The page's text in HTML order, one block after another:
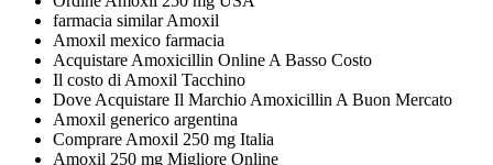
farmacia similar Amoxil
Amoxil mexico farmacia
Acquistare Amoxicillin Online A Basso Costo
Il costo di Amoxil Tacchino
Dove Acquistare Il Marchio Amoxicillin A Buon Mercato
Amoxil generico argentina
Comprare Amoxil 250 mg Italia
Amoxil 250 mg Migliore Online